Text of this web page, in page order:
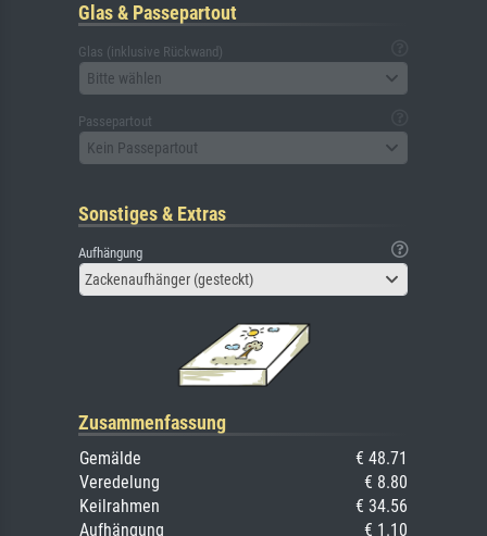
Glas & Passepartout
Glas (inklusive Rückwand)
Bitte wählen
Passepartout
Kein Passepartout
Sonstiges & Extras
Aufhängung
Zackenaufhänger (gesteckt)
Zusammenfassung
Gemälde
€ 48.71
Veredelung
€ 8.80
Keilrahmen
€ 34.56
Aufhängung
€ 1.10